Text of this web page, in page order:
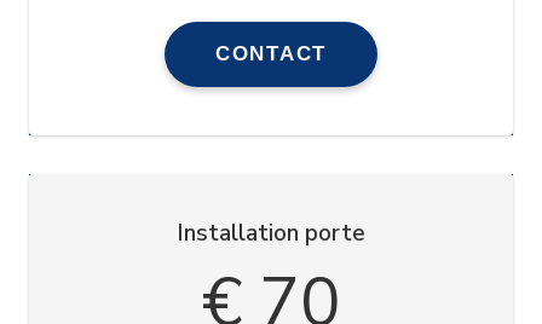
CONTACT
Installation porte
€ 70